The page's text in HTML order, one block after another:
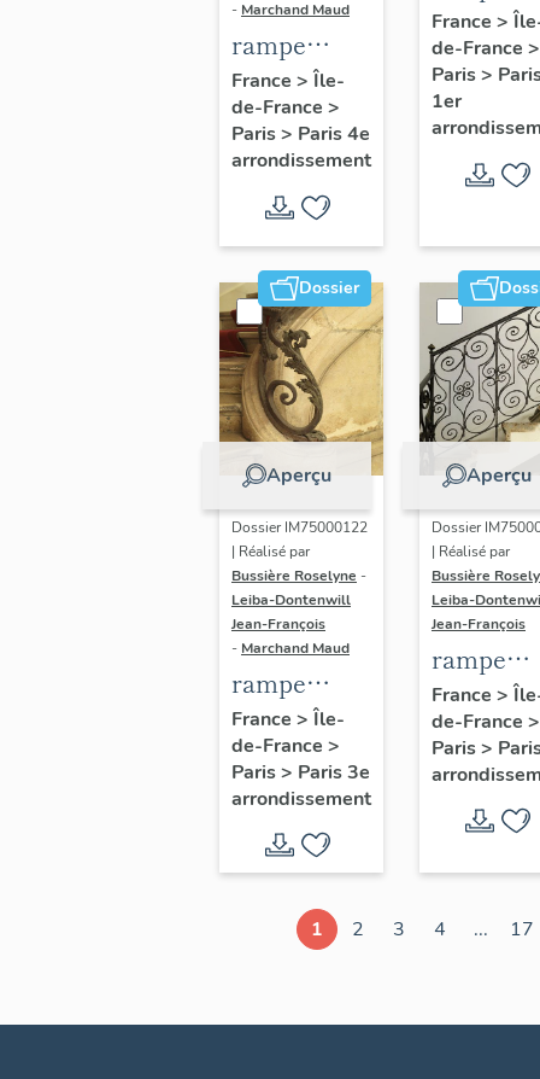
- Marchand Maud
rampe
d'appui,
escalier de
la maison à
cochère
dite hôtel
Charpentier
(non étudié)
France > Île-
de-France >
Paris> Paris 4e
arrondissement
d'appui,
escalier
la
porte
cochère
(non
France >
de-France >
Paris>
1er
Dossier
Aperçu
Dossier IM75000122
| Réalisé par
Bussière Roselyne -
Leiba-Dontenwill
Jean-François
- Marchand Maud
rampe
d'appui,
escalier de
la maison à
cochère
(non étudié)
France > Île-
de-France >
Paris> Paris 3e
arrondissement
Aperçu
Dossier
| Réalisé par
Bussière
Leiba-
Jean-François
rampe
d'appui,
escalier
la
cochère
(non
France >
de-France >
Paris>
1 2 3 4 ... 17